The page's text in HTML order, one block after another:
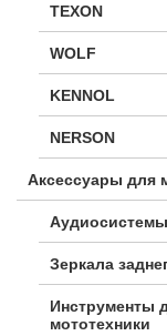
TEXON
WOLF
KENNOL
NERSON
Аксессуары для
Зеркала
Инструменты
мототехники